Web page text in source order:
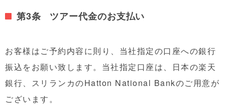
第3条 ツアー代金のお支払い
お客様はご予約内容に則り、当社指定の口座への銀行
振込をお願い致します。当社指定口座は、日本の楽天
銀行、スリランカのHatton National Bankのご用意が
ございます。